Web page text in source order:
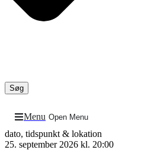
Søg
Menu Open Menu
dato, tidspunkt & lokation
25. september 2026 kl. 20:00